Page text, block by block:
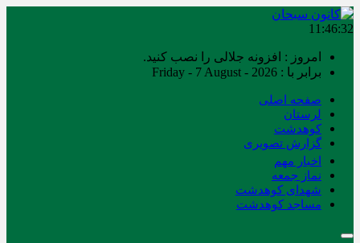
11:46:32
امروز : افزونه جلالی را نصب کنید.
برابر با : Friday - 7 August - 2026
صفحه اصلی
لرستان
کوهدشت
گزارش تصویری
اخبار مهم
نماز جمعه
شهدای کوهدشت
مساجد کوهدشت